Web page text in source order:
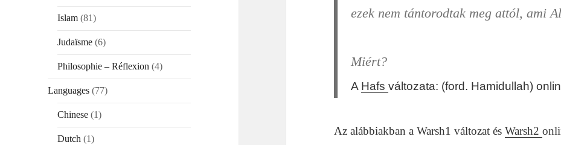
Islam (81)
Judaïsme (6)
Philosophie – Réflexion (4)
Languages (77)
Chinese (1)
Dutch (1)
ezek nem tántorodtak meg attól, ami
Miért?
A Hafs változata: (ford. Hamidullah)
Az alábbiakban a Warsh1 változat ésWarsh2